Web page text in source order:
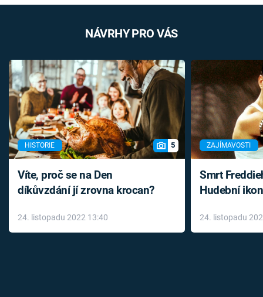
NÁVRHY PRO VÁS
HISTORIE 5
Víte, proč se na Den
díkůvzdání jí zrovna krocan?
24. listopadu 2022 13:40
ZAJÍMAVOSTI
Smrt
Hudební
léky
24. listopadu